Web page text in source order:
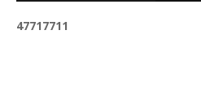
47717711